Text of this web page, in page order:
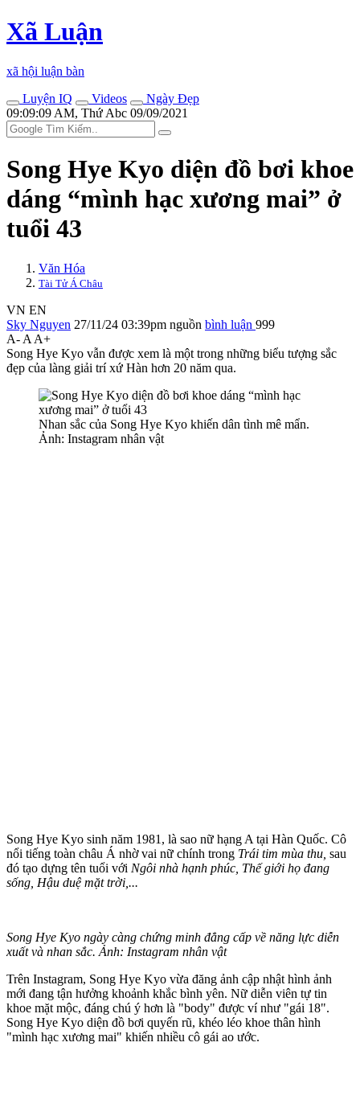
Xã Luận
xã hội luận bàn
Luyện IQ
Videos
Ngày Đẹp
09:09:09 AM, Thứ Abc 09/09/2021
Song Hye Kyo diện đồ bơi khoe
dáng “mình hạc xương mai” ở
tuổi 43
Văn Hóa
Tài Tử Á Châu
VN EN
Sky Nguyen 27/11/24 03:39pm nguồn bình luận 999
A- A A+
Song Hye Kyo vẫn được xem là một trong những biểu tượng sắc
đẹp của làng giải trí xứ Hàn hơn 20 năm qua.
Nhan sắc của Song Hye Kyo khiến dân tình mê mẩn.
Ảnh: Instagram nhân vật
Song Hye Kyo sinh năm 1981, là sao nữ hạng A tại Hàn Quốc. Cô
nổi tiếng toàn châu Á nhờ vai nữ chính trong Trái tim mùa thu, sau
đó tạo dựng tên tuổi với Ngôi nhà hạnh phúc, Thế giới họ đang
sống, Hậu duệ mặt trời,...
Song Hye Kyo ngày càng chứng minh đẳng cấp về năng lực diễn
xuất và nhan sắc. Ảnh: Instagram nhân vật
Trên Instagram, Song Hye Kyo vừa đăng ảnh cập nhật hình ảnh
mới đang tận hưởng khoảnh khắc bình yên. Nữ diễn viên tự tin
khoe mặt mộc, đáng chú ý hơn là "body" được ví như "gái 18".
Song Hye Kyo diện đồ bơi quyến rũ, khéo léo khoe thâ‌n hìn‌h
"mình hạc xương mai" khiến nhiều cô gái ao ước.